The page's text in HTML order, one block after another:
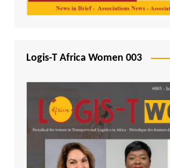
Logis-T Africa Women 003